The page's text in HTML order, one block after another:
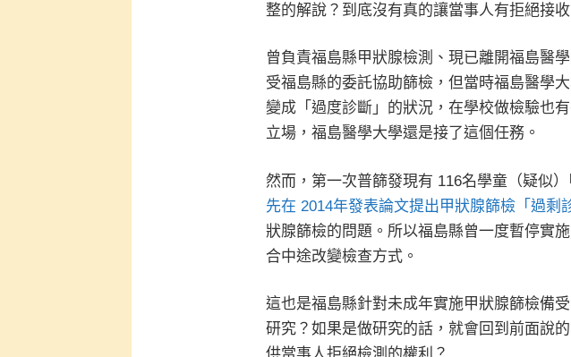
整的解說？到底沒有真的讓當事人有拒絕接
曾負責福島縣甲狀腺檢測、現已離開福島醫
受福島縣的委託協助篩檢，但當時福島醫學
變成「過度診斷」的狀況，在學校做檢驗也
立場，福島醫學大學還是接了這個任務。
然而，第一次普篩發現有 116名學童（疑似
先在 2014年發表論文提出甲狀腺篩檢「過剩
狀腺篩檢的問題。所以福島縣曾一度暫停實
合中途改變檢查方式。
這也是福島縣針對未成年實施甲狀腺篩檢備
研究？如果是做研究的話，就會回到前面說